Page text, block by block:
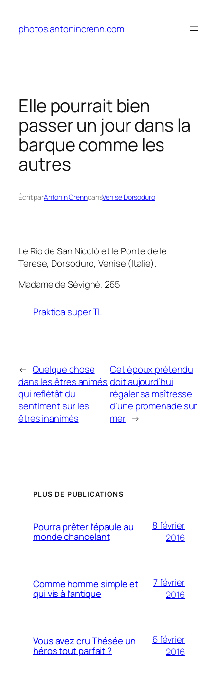
contenu
photos.antonincrenn.com
Elle pourrait bien
passer un jour dans la
barque comme les
autres
Écrit parAntonin CrenndansVenise Dorsoduro
Le Rio de San Nicolò et le Ponte de le
Terese, Dorsoduro, Venise (Italie).
Madame de Sévigné, 265
Praktica super TL
← Quelque chose
dans les êtres animés
qui reflétât du
sentiment sur les
êtres inanimés
Cet époux prétendu
doit aujourd’hui
régaler sa maîtresse
d’une promenade sur
mer →
PLUS DE PUBLICATIONS
Pourra prêter l’épaule au
monde chancelant
8 février
2016
Comme homme simple et
qui vis à l’antique
7 février
2016
Vous avez cru Thésée un
héros tout parfait ?
6 février
2016